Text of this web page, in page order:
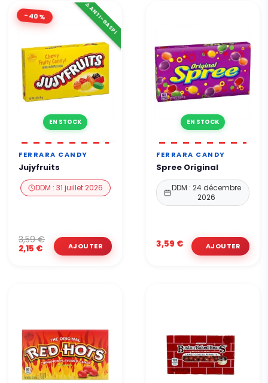
-40%
EN STOCK
⚠️ ANTI-GASPI
FERRARA CANDY
Jujyfruits
DDM : 31 juillet 2026
2,15 €
3,59 €
EN STOCK
FERRARA CANDY
Spree Original
DDM : 24 décembre
2026
3,59 €